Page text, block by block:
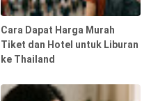
Cara Dapat Harga Murah
Tiket dan Hotel untuk Liburan
ke Thailand